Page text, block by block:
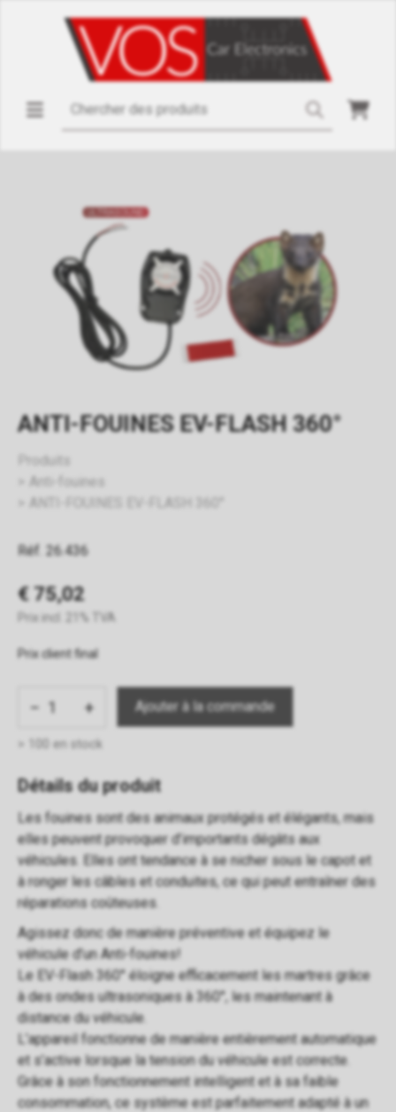
ANTI-FOUINES EV-FLASH 360°
Produits
Anti-fouines
Réf. 26.436
€ 75,02
Prix incl. 21% TVA
Prix client final
− +
> 100 en stock
Détails du produit
Les fouines sont des animaux protégés et élégants, mais
elles peuvent provoquer d’importants dégâts aux
véhicules. Elles ont tendance à se nicher sous le capot et
à ronger les câbles et conduites, ce qui peut entraîner des
réparations coûteuses.
Agissez donc de manière préventive et équipez le
véhicule d’un Anti-fouines!
Le EV-Flash 360° éloigne efficacement les martres grâce
à des ondes ultrasoniques à 360°, les maintenant à
distance du véhicule.
L’appareil fonctionne de manière entièrement automatique
et s’active lorsque la tension du véhicule est correcte.
Grâce à son fonctionnement intelligent et à sa faible
consommation, ce système est parfaitement adapté à un